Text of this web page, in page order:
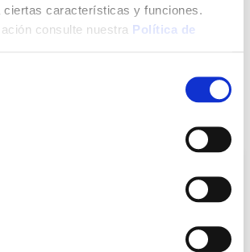
ciertas características y funciones.
consulte nuestra Política de
+ INFO